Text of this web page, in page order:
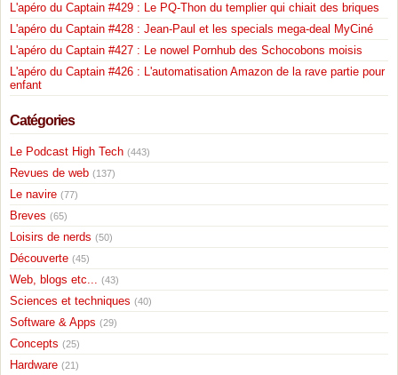
L'apéro du Captain #429 : Le PQ-Thon du templier qui chiait des briques
L'apéro du Captain #428 : Jean-Paul et les specials mega-deal MyCiné
L'apéro du Captain #427 : Le nowel Pornhub des Schocobons moisis
L'apéro du Captain #426 : L'automatisation Amazon de la rave partie pour
enfant
Catégories
Le Podcast High Tech (443)
Revues de web (137)
Le navire (77)
Breves (65)
Loisirs de nerds (50)
Découverte (45)
Web, blogs etc... (43)
Sciences et techniques (40)
Software & Apps (29)
Concepts (25)
Hardware (21)